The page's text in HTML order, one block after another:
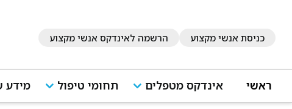
כניסת אנשי מקצוע הרשמה לאינדקס אנשי מקצוע
ראשי אינדקס מטפלים תחומי טיפול מידע